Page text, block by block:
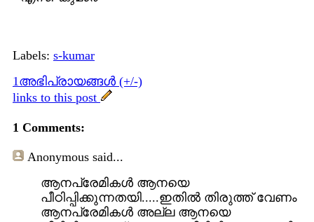
Labels: s-kumar
1അഭിപ്രായങ്ങള്‍ (+/-)
links to this post
1 Comments:
Anonymous said...
ആനപ്രേമികൾ ആനയെ
പീഠിപ്പിക്കുന്നതയി.....ഇതിൽ തിരുത്ത്‌ വേണം
ആനപ്രേമികൾ അല്ല ആനയെ